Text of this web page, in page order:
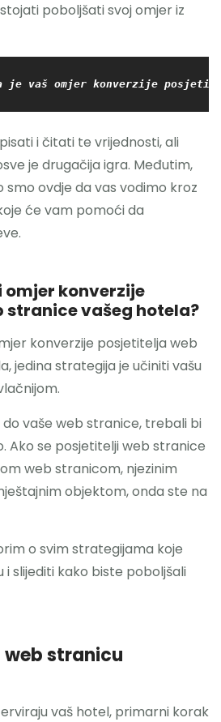
poboljšati svoj omjer iz
je vaš omjer konverzije
i čitati te vrijednosti, ali
je drugačija igra. Međutim,
smo ovdje da vas vodimo kroz
će vam pomoći da
konverzije
stranice vašeg hotela?
konverzije posjetitelja web
jedina strategija je učiniti vašu
do vaše web stranice, trebali bi
Ako se posjetitelji web stranice
web stranicom, njezinim
objektom, onda ste na
o svim strategijama koje
slijediti kako biste poboljšali
web stranicu
vaš hotel, primarni korak